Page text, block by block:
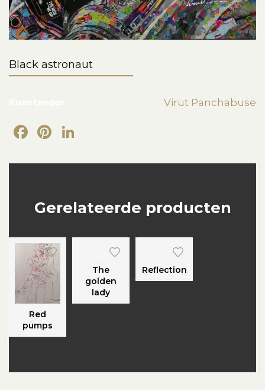
Black astronaut
Virut Panchabuse
Facebook
Pinterest
Gerelateerde producten
Red
pumps
The
golden
lady
Reflection